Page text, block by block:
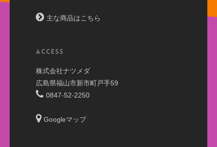
主な商品はこちら
ACCESS
株式会社ナツメダ
広島県福山市新市町戸手59
0847-52-2250
Googleマップ